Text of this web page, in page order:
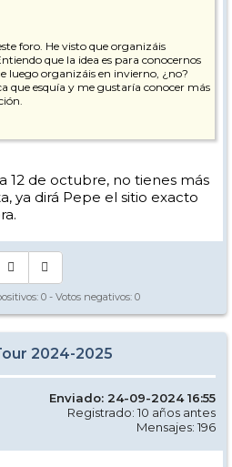
foro. He visto que organizáis
que la idea es para conocernos
luego organizáis en invierno, ¿no?
que esquía y me gustaría conocer más
12 de octubre, no tienes más
ya dirá Pepe el sitio exacto
0 - Votos negativos: 0
2024-2025
Enviado: 24-09-2024 16:55
Registrado: 10 años antes
Mensajes: 196